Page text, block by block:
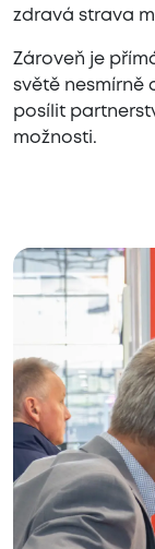
zdravá strava
Zároveň je
světě nesmírně
posílit
možnosti.